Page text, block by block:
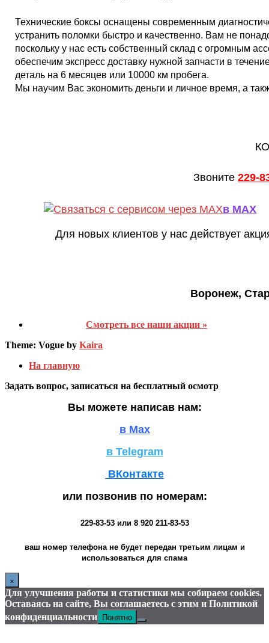
Технические боксы оснащены современным
устранить поломки быстро и качественно. Вам не
поскольку у нас есть собственный склад с огромным
обеспечим экспресс доставку нужной запчасти в
деталь на 6 месяцев или 10000 км пробега.
Мы научим Вас экономить деньги и личное время, а
Звоните229-
в MAX
Для новых клиентов у нас действует
Воронеж,
Смотреть все наши акции »
Theme: Vogue by Kaira
На главную
Задать вопрос, записаться на бесплатный осмотр
Вы можете написав нам:
в Max
в Telegram
ВКонтакте
или позвонив по номерам:
229-83-53 или8 920 211-83-53
ваш номер телефона не будет передан третьим лицам и
использоваться для спама
×
Для улучшения работы и статистики мы собираем cookies.
Оставаясь на сайте, Вы соглашаетесь с этим и Политикой
конфиденциальности Понятно